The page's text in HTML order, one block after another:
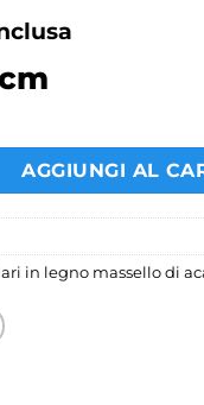
AGGIUNGI AL
in legno massello di